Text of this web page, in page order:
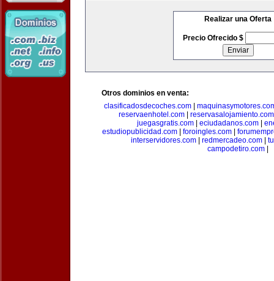
Realizar una Oferta
Precio Ofrecido $
Otros dominios en venta:
clasificadosdecoches.com
reservaenhotel.com| reservasalojamiento.com
juegasgratis.com
eciudadanos.com
estudiopublicidad.com| foroingles.com|
interservidores.com
redmercadeo.com
campodetiro.com